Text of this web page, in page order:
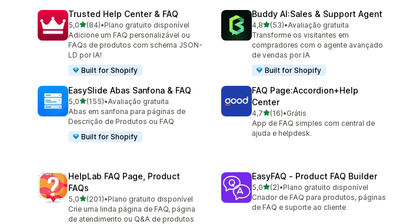
Trusted Help Center & FAQ
5,0de 5 estrelas
(84)
84 avaliações ao todo
•Plano gratuito disponível
Adicione um FAQ personalizável ou
FAQs de produtos com schema JSON-
LD por IA!
Built for Shopify
Buddy AI:Sales & Support Agent
4,8de 5 estrelas
(53)
53 avaliações ao todo
•Avaliação gratuita
Transforme os visitantes em
compradores com o agente avançado
de vendas por IA
Built for Shopify
EasySlide Abas Sanfona & FAQ
5,0de 5 estrelas
(155)
155 avaliações ao todo
•Avaliação gratuita
Abas em sanfona para páginas de
Descrição de Produtos ou FAQ
Built for Shopify
FAQ Page:Accordion+Help
Center
4,7de 5 estrelas
(16)
16 avaliações ao todo
•Grátis
App de FAQ simples com central de
ajuda e helpdesk.
HelpLab FAQ Page, Product
FAQs
5,0de 5 estrelas
(201)
201 avaliações ao todo
•Plano gratuito disponível
Crie uma linda página de FAQ, página
de atendimento ou Q&A de produtos
EasyFAQ ‑ Product FAQ Builder
5,0de 5 estrelas
(2)
2 avaliações ao todo
•Plano gratuito disponível
Criador de FAQ para produtos, páginas
de FAQ e suporte ao cliente